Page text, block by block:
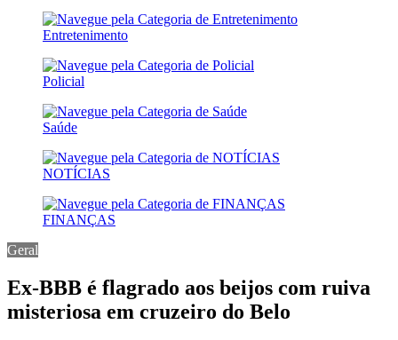
Entretenimento
Policial
Saúde
NOTÍCIAS
FINANÇAS
Geral
Ex-BBB é flagrado aos beijos com ruiva
misteriosa em cruzeiro do Belo